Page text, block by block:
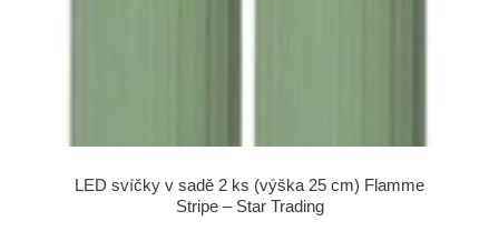
LED svíčky v sadě 2 ks (výška 25 cm) Flamme
Stripe – Star Trading